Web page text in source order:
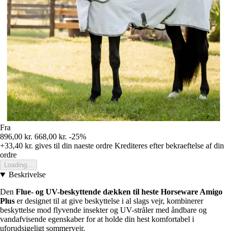
Fra
896,00 kr. 668,00 kr. -25%
+33,40 kr. gives til din naeste ordre Krediteres efter bekraeftelse af din
ordre
Loading...
Beskrivelse
Den Flue- og UV-beskyttende dækken til heste Horseware Amigo
Plus er designet til at give beskyttelse i al slags vejr, kombinerer
beskyttelse mod flyvende insekter og UV-stråler med åndbare og
vandafvisende egenskaber for at holde din hest komfortabel i
uforudsigeligt sommervejr.